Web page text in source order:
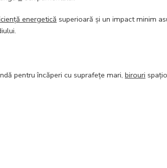
energetică superioară și un impact minim
pentru încăperi cu suprafețe mari, birouri